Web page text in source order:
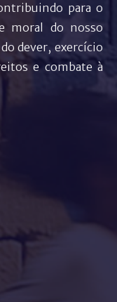
para o
moral do nosso
dever, exercício
e combate à